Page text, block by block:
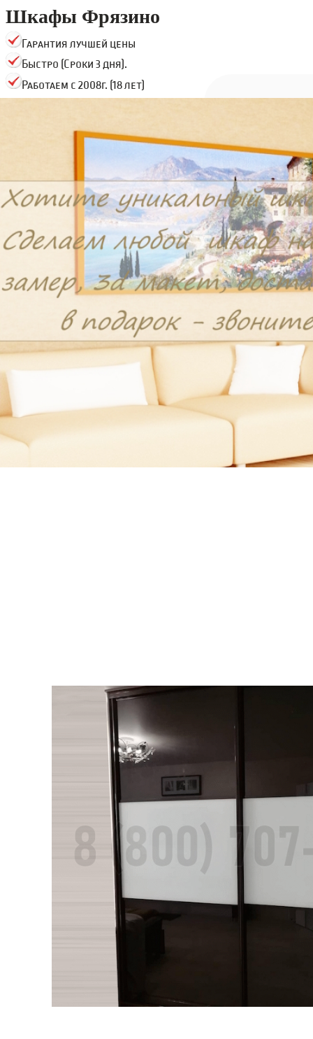
Шкафы Фрязино
Гарантия лучшей цены
Быстро (Сроки 3 дня).
Работаем с 2008г. (18 лет)